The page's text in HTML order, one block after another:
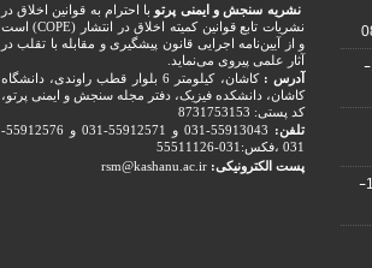
1403-
1402-
نشریه سنجش و ایمنی پرتو با احترام به قوانین اخلاق در
نشریات تابع قوانین کمیته اخلاق در انتشار (COPE) است
و از آیین‌نامه اجرایی قانون پیشگیری و مقابله با تقلب در
آثار علمی پیروی می‌نماید.
آدرس :
کاشان، کیلومتر 6 بلوار قطب راوندی، دانشگاه
کاشان، دانشکده فیزیک، دفتر مجله سنجش و ایمنی پرتو،
کد پستی: 8731753153
تلفن:
55913043-031 و 55912571-031 و 55912576-
031 ،فکس:031-55511126
پست الکترونیکی: rsm@kashanu.ac.ir